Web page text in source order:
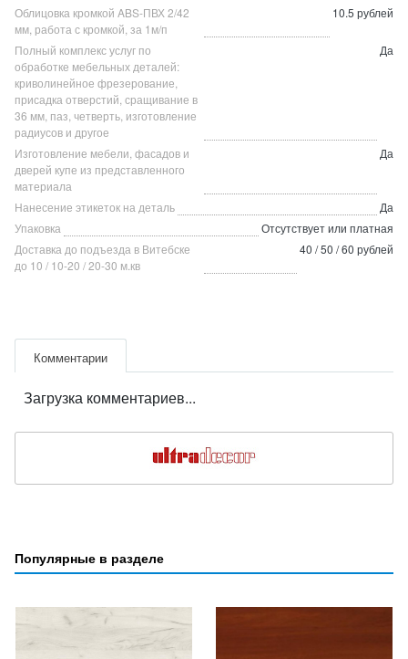
Облицовка кромкой ABS-ПВХ 2/42
мм, работа с кромкой, за 1м/п
10.5 рублей
Полный комплекс услуг по
обработке мебельных деталей:
криволинейное фрезерование,
присадка отверстий, сращивание в
36 мм, паз, четверть, изготовление
радиусов и другое
Да
Изготовление мебели, фасадов и
дверей купе из представленного
материала
Да
Нанесение этикеток на деталь
Да
Упаковка
Отсутствует или платная
Доставка до подъезда в Витебске
до 10 / 10-20 / 20-30 м.кв
40 / 50 / 60 рублей
Комментарии
Загрузка комментариев...
Популярные в разделе